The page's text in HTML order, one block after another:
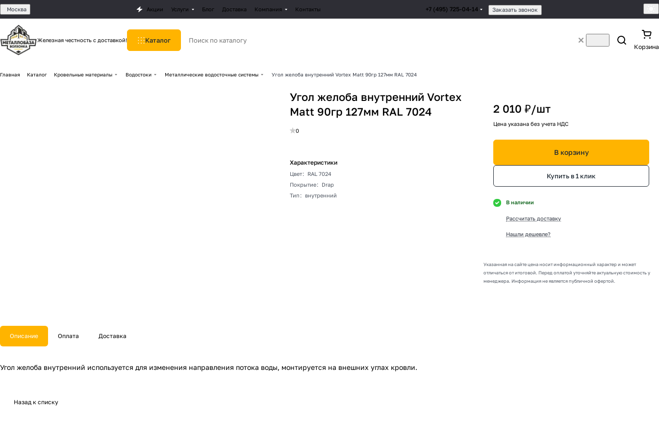
Москва Акции Услуги Блог Доставка Компания Контакты +7 (495) 725-04-14 Заказать звонок
Железная честность с доставкой! Каталог
Корзина
Главная Каталог Кровельные материалы Водостоки Металлические водосточные системы Угол желоба внутренний Vortex Matt 90гр 127мм RAL 7024
Угол желоба внутренний Vortex
Matt 90гр 127мм RAL 7024
0
Характеристики
Цвет:
RAL 7024
Покрытие:
Drap
Тип : внутренний
2 010 ₽/шт
Цена указана без учета НДС
В корзину
Купить в 1 клик
В наличии
Рассчитать доставку
Нашли дешевле?
Указанная на сайте цена носит информационный характер и может
отличаться от итоговой. Перед оплатой уточняйте актуальную стоимость у
менеджера. Информация не является публичной офертой.
Описание Оплата Доставка
Угол желоба внутренний используется для изменения направления потока воды, монтируется на внешних углах кровли.
Назад к списку